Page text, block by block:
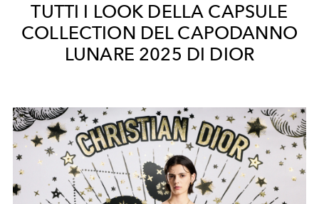
TUTTI I LOOK DELLA CAPSULE
COLLECTION DEL CAPODANNO
LUNARE 2025 DI DIOR